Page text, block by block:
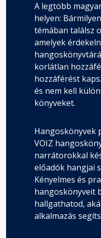
A legtöbb
helyen:
témában találsz
amelyek
korlátlan
hozzáférést
és nem kell
könyveket.
Hangoskönyvek
VOIZ
narrátorokkal
előadók hangjai
Kényelmes és
hangoskönyveit
hallgathatod,
alkalmazás